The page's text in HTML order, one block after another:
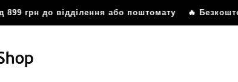
грн до відділення або поштомату🔥